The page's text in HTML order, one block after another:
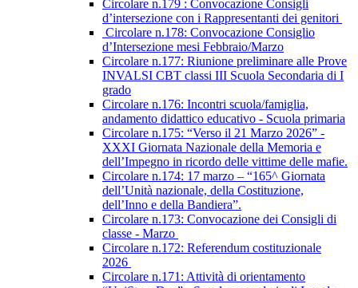
Circolare n.179 : Convocazione Consigli
d’intersezione con i Rappresentanti dei genitori
Circolare n.178: Convocazione Consiglio
d’Intersezione mesi Febbraio/Marzo
Circolare n.177: Riunione preliminare alle Prove
INVALSI CBT classi III Scuola Secondaria di I
grado
Circolare n.176: Incontri scuola/famiglia,
andamento didattico educativo - Scuola primaria
Circolare n.175: “Verso il 21 Marzo 2026” -
XXXI Giornata Nazionale della Memoria e
dell’Impegno in ricordo delle vittime delle mafie.
Circolare n.174: 17 marzo – “165^ Giornata
dell’Unità nazionale, della Costituzione,
dell’Inno e della Bandiera”.
Circolare n.173: Convocazione dei Consigli di
classe - Marzo
Circolare n.172: Referendum costituzionale
2026
Circolare n.171: Attività di orientamento